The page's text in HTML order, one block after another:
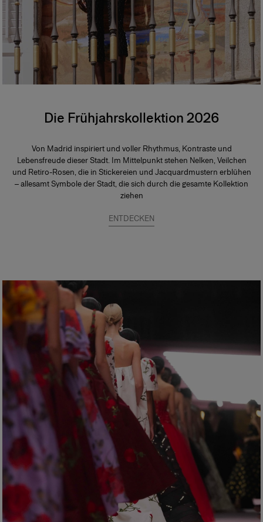
Die Frühjahrskollektion 2026
Von Madrid inspiriert und voller Rhythmus, Kontraste und
Lebensfreude dieser Stadt. Im Mittelpunkt stehen Nelken, Veilchen
und Retiro-Rosen, die in Stickereien und Jacquardmustern erblühen
– allesamt Symbole der Stadt, die sich durch die gesamte Kollektion
ziehen
ENTDECKEN